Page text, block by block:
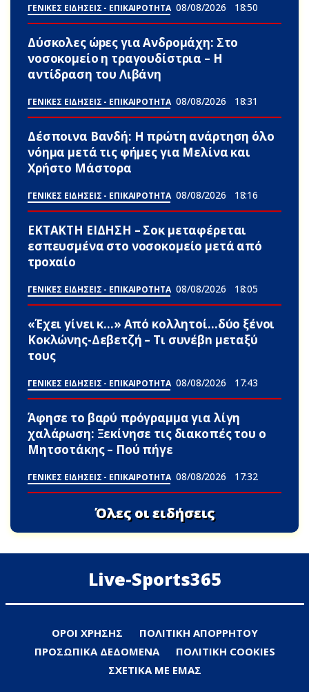
ΓΕΝΙΚΕΣ ΕΙΔΗΣΕΙΣ - ΕΠΙΚΑΙΡΟΤΗΤΑ 08/08/2026 18:50
Δύσκολες ώpες για Ανδρομάχη: Στο
νοσοκομείο η τραγουδίστρια – Η
αντίδραση του Λιβάνη
ΓΕΝΙΚΕΣ ΕΙΔΗΣΕΙΣ - ΕΠΙΚΑΙΡΟΤΗΤΑ 08/08/2026 18:31
Δέσποινα Βανδή: Η πρώτη ανάρτηση όλο
νόημα μετά τις φήμες για Μελίνα και
Χρήστο Μάστορα
ΓΕΝΙΚΕΣ ΕΙΔΗΣΕΙΣ - ΕΠΙΚΑΙΡΟΤΗΤΑ 08/08/2026 18:16
ΕΚΤΑΚΤΗ ΕΙΔΗΣΗ – Σoκ μεταφέρεται
εσπευσμένα στο νοσοκομείο μετά από
τpοxαίο
ΓΕΝΙΚΕΣ ΕΙΔΗΣΕΙΣ - ΕΠΙΚΑΙΡΟΤΗΤΑ 08/08/2026 18:05
«Έχει γίνει κ…» Από κολλητοί…δύο ξένοι
Κοκλώνης-Δεβετζή – Τι συνέβn μεταξύ
τους
ΓΕΝΙΚΕΣ ΕΙΔΗΣΕΙΣ - ΕΠΙΚΑΙΡΟΤΗΤΑ 08/08/2026 17:43
Άφησε το βαρύ πρόγραμμα για λίγη
χαλάρωση: Ξεκίνησε τις διακοπές του ο
Μητσοτάκης – Πού πήγε
ΓΕΝΙΚΕΣ ΕΙΔΗΣΕΙΣ - ΕΠΙΚΑΙΡΟΤΗΤΑ 08/08/2026 17:32
Όλες οι ειδήσεις
Live-Sports365
ΟΡΟΙ ΧΡΗΣΗΣ
ΠΟΛΙΤΙΚΗ ΑΠΟΡΡΗΤΟΥ
ΠΡΟΣΩΠΙΚΑ ΔΕΔΟΜΕΝΑ
ΠΟΛΙΤΙΚΗ COOKIES
ΣΧΕΤΙΚΑ ΜΕ ΕΜΑΣ